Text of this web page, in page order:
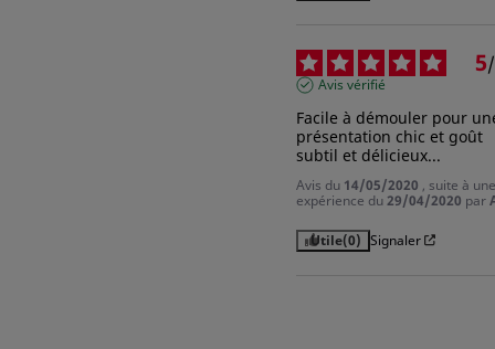
5/
Avis vérifié
Facile à démouler pour
présentation chic et goût
subtil et délicieux...
Avis du 14/05/2020 , suite à une
expérience du29/04/2020 par
Utile(0) Signaler